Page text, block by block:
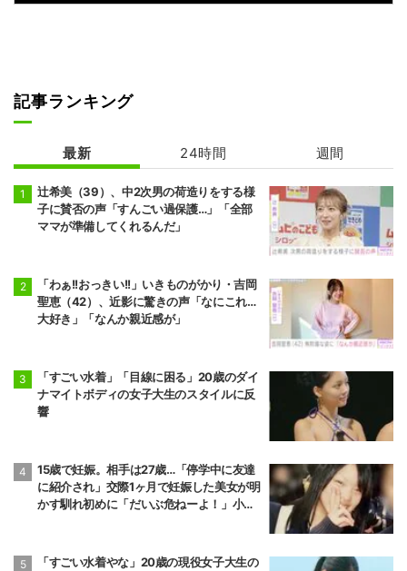
記事ランキング
最新 24時間 週間
辻希美（39）、中2次男の荷造りをする様
子に賛否の声「すんごい過保護…」「全部
ママが準備してくれるんだ」
「わぁ!!おっきい!!」いきものがかり・吉岡
聖恵（42）、近影に驚きの声「なにこれ…
大好き」「なんか親近感が」
「すごい水着」「目線に困る」20歳のダイ
ナマイトボディの女子大生のスタイルに反
響
15歳で妊娠。相手は27歳…「停学中に友達
に紹介され」交際1ヶ月で妊娠した美女が明
かす馴れ初めに「だいぶ危ねーよ！」小森
「すごい水着やな」20歳の現役女子大生の